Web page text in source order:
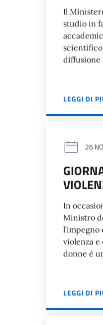
Il
studio in
scientifico
diffusione
LEGGI DI
26
In
Ministro
violenza
donne è
LEGGI DI